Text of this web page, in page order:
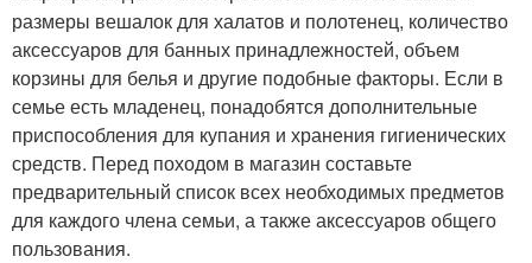
размеры вешалок для халатов и полотенец, количество
аксессуаров для банных принадлежностей, объем
корзины для белья и другие подобные факторы. Если в
семье есть младенец, понадобятся дополнительные
приспособления для купания и хранения гигиенических
средств. Перед походом в магазин составьте
предварительный список всех необходимых предметов
для каждого члена семьи, а также аксессуаров общего
пользования.